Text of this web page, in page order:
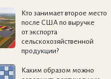
Кто занимает второе место
после США по выручке
от экспорта
сельскохозяйственной
продукции?
Каким образом можно